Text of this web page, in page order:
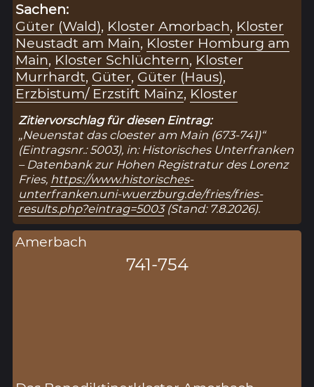
Sachen:
Güter (Wald), Kloster Amorbach, Kloster
Neustadt am Main, Kloster Homburg am
Main, Kloster Schlüchtern, Kloster
Murrhardt, Güter, Güter (Haus),
Erzbistum/ Erzstift Mainz, Kloster
Zitiervorschlag für diesen Eintrag:
„Neuenstat das cloester am Main (673-741)“
(Eintragsnr.: 5003), in: Historisches Unterfranken
– Datenbank zur Hohen Registratur des Lorenz
Fries, https://www.historisches-
unterfranken.uni-wuerzburg.de/fries/fries-
results.php?eintrag=5003(Stand: 7.8.2026).
Amerbach
741-754